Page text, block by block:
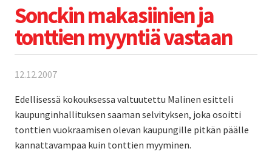
Sonckin makasiinien ja
tonttien myyntiä vastaan
12.12.2007
Edellisessä kokouksessa valtuutettu Malinen esitteli
kaupunginhallituksen saaman selvityksen, joka osoitti
tonttien vuokraamisen olevan kaupungille pitkän päälle
kannattavampaa kuin tonttien myyminen.